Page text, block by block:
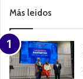
a
n
Más leidos